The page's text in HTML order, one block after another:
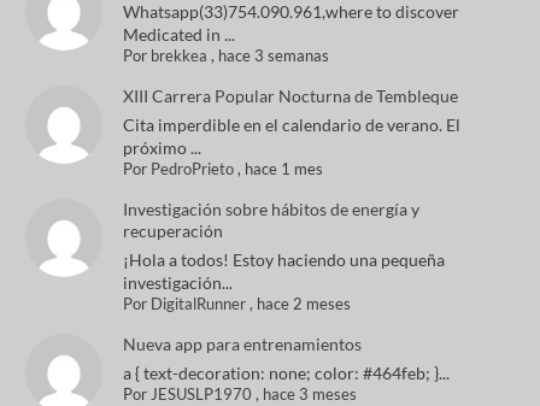
Whatsapp(33)754.090.961,where to discover
Medicated in ...
Por brekkea , hace 3 semanas
XIII Carrera Popular Nocturna de Tembleque
Cita imperdible en el calendario de verano. El
próximo ...
Por PedroPrieto, hace 1 mes
Investigación sobre hábitos de energía y
recuperación
¡Hola a todos! Estoy haciendo una pequeña
investigación...
Por DigitalRunner, hace 2 meses
Nueva app para entrenamientos
a { text-decoration: none; color: #464feb; }...
PorJESUSLP1970 , hace 3 meses